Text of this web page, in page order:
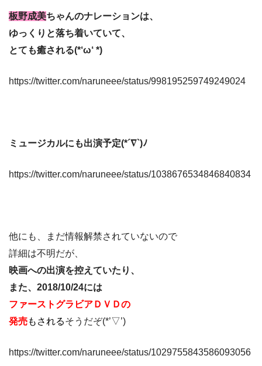
板野成美ちゃんのナレーションは、
ゆっくりと落ち着いていて、
とても癒される(*‘ω‘ *)
https://twitter.com/naruneee/status/998195259749249024
ミュージカルにも出演予定(*´∇`)ﾉ
https://twitter.com/naruneee/status/1038676534846840834
他にも、まだ情報解禁されていないので
詳細は不明だが、
映画への出演を控えていたり、
また、2018/10/24には
ファーストグラビアＤＶＤの
発売もされるそうだぞ(*’▽’)
https://twitter.com/naruneee/status/1029755843586093056